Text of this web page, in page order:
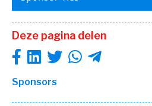
Deze pagina delen
Sponsors